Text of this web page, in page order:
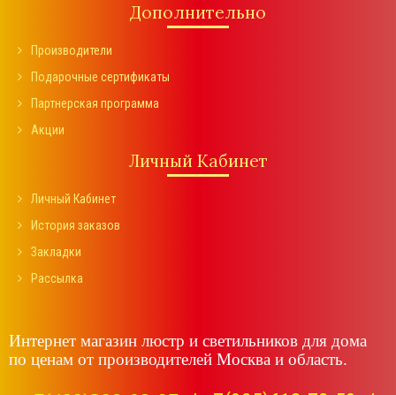
Дополнительно
Производители
Подарочные сертификаты
Партнерская программа
Акции
Личный Кабинет
Личный Кабинет
История заказов
Закладки
Рассылка
Интернет магазин люстр и светильников для дома
по ценам от производителей Москва и область.